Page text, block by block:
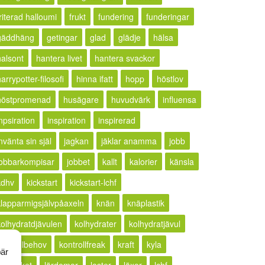
halloumi
frukt fundering
funderingar
getingar glad glädje
hälsa
hantera livet
hantera svackor
filosofi
hinna ifatt hopp
höstlov
husägare huvudvärk
influensa
inspiration
inspirerad
sin själ
jagkan jäklar anamma
jobb
jobbet kallt kalorier
känsla
kickstart
kickstart-lchf
knän
knäplastik
kolhydrater
kolhydratjävul
kontrollbehov
kontrollfreak kraft
kyla